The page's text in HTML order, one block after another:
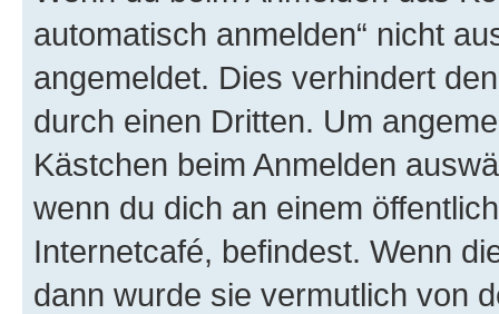
automatisch anmelden“ nicht
angemeldet. Dies verhindert
durch einen Dritten. Um
Kästchen beim Anmelden
wenn du dich an einem
Internetcafé, befindest. Wenn
dann wurde sie vermutlich von